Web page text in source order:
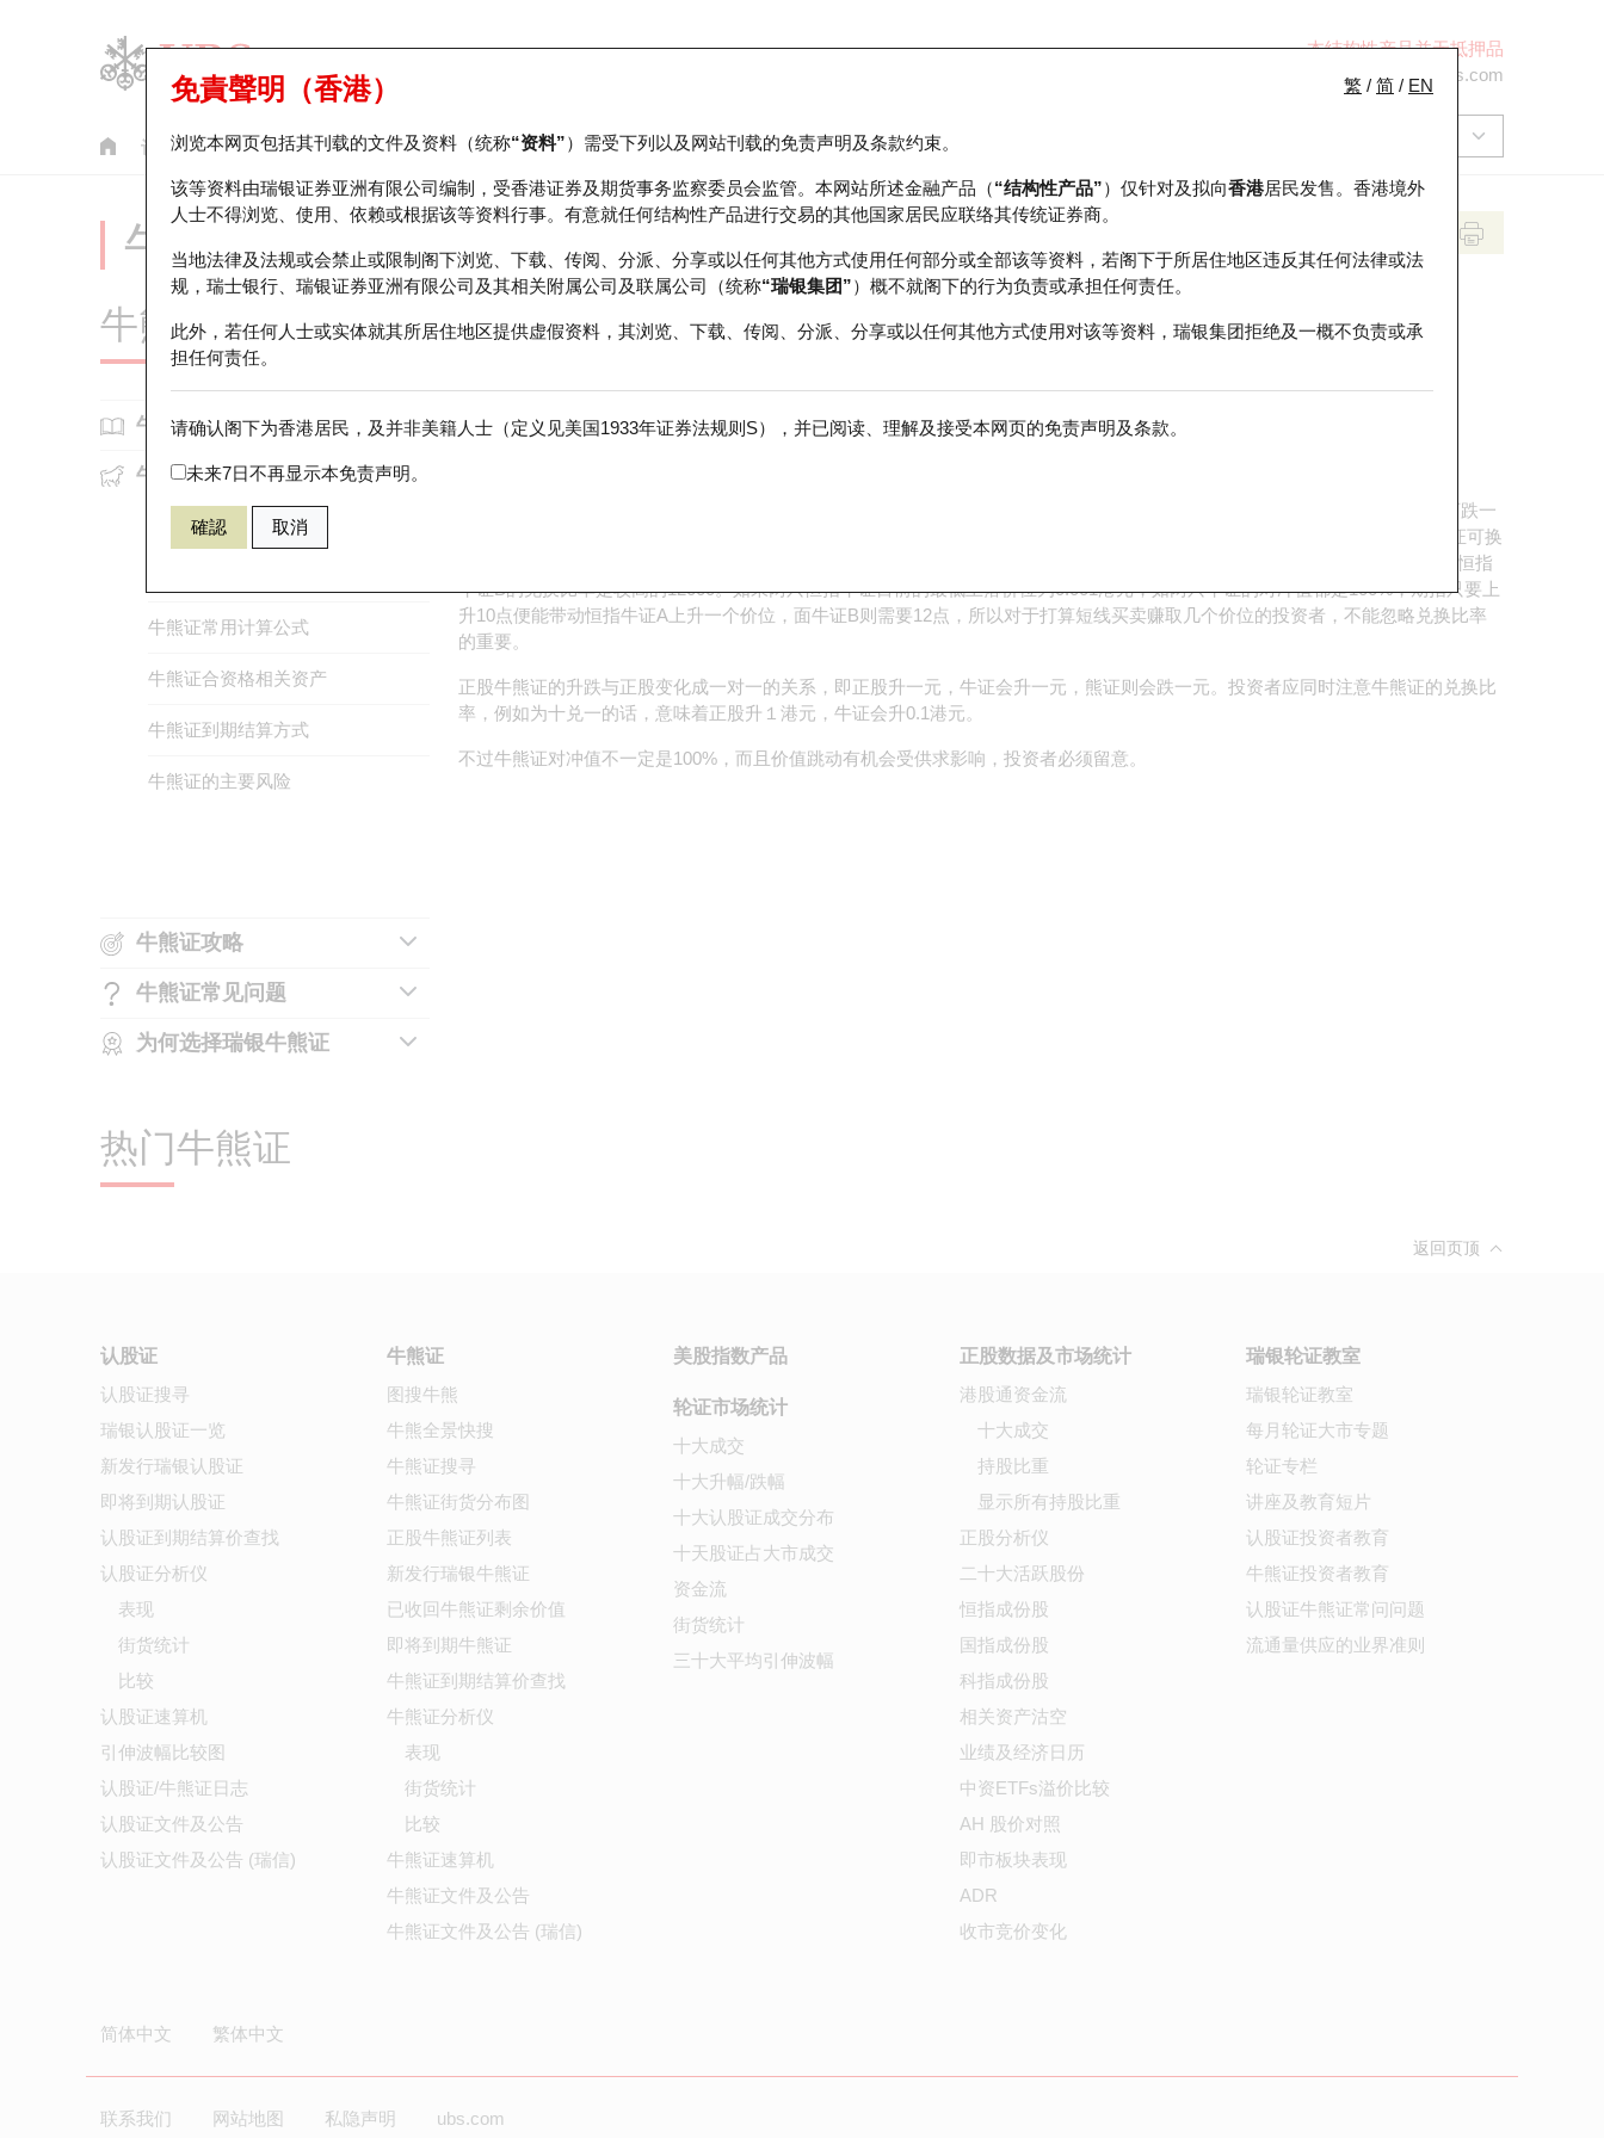
本结构性产品并无抵押品
ol-hkwarrants@ubs.com
认股证 牛熊证 美股指数产品 轮证市场统计 正股数据及市场统计 瑞银轮证教室
繁 / 简 / EN
免責聲明（香港）
浏览本网页包括其刊载的文件及资料（统称“资料”）需受下列以及网站刊载的免责声明及条款约束。
该等资料由瑞银证券亚洲有限公司编制，受香港证券及期货事务监察委员会监管。本网站所述金融产品（“结构性产品”）仅针对及拟向香港居民发售。香港境外
人士不得浏览、使用、依赖或根据该等资料行事。有意就任何结构性产品进行交易的其他国家居民应联络其传统证券商。
当地法律及法规或会禁止或限制阁下浏览、下载、传阅、分派、分享或以任何其他方式使用任何部分或全部该等资料，若阁下于所居住地区违反其任何法律或法
规，瑞士银行、瑞银证券亚洲有限公司及其相关附属公司及联属公司（统称“瑞银集团”）概不就阁下的行为负责或承担任何责任。
此外，若任何人士或实体就其所居住地区提供虚假资料，其浏览、下载、传阅、分派、分享或以任何其他方式使用对该等资料，瑞银集团拒绝及一概不负责或承
担任何责任。
请确认阁下为香港居民，及并非美籍人士（定义见美国1933年证券法规则S），并已阅读、理解及接受本网页的免责声明及条款。
未来7日不再显示本免责声明。
確認 取消
牛熊证投资者教育 - 牛熊证运作 (1)
牛熊证知多啲
牛熊证基本知识
什么是牛熊证?
为何投资牛熊证?
N类和R类牛熊证
如何识别牛熊证上市编号
如何买卖牛熊证
收回价和行使价
牛熊证运作
牛熊证的价格跳动计算
牛熊证常用计算公式
牛熊证合资格相关资产
牛熊证到期结算方式
牛熊证的主要风险
牛熊证攻略
牛熊证的选择要点
运用牛熊证为持货对冲
强制收回牛熊证
牛熊证常见问题
牛熊证的主要风险
街货量对牛熊证牛熊证的影响
为何选择瑞银牛熊证
为何选择瑞银的牛熊证
牛熊证的价格跳动计算
牛熊证的价格跳动跟兑换比率有莫大关系。以恒指牛熊证为例，兑换比率会决定恒指上升或下跌多少点才能令该牛熊证上升或下跌一
个价位。兑换比率越高，对指数的敏感度越低。牛熊证的换股比率各有不同，如换股比率为10000的牛熊证，即每10000份牛熊证可换
1份指数。若换股比率为1:1，期指上升1点，恒指牛证理论上应上升$1。假设有两只恒指牛证，恒指牛证A的兑换比率为10000，恒指
牛证B的兑换比率是较高的12000。如果两只恒指牛证目前的最低上落价位为0.001港元，如两只牛证的对冲值都是100%，期指只要上
升10点便能带动恒指牛证A上升一个价位，面牛证B则需要12点，所以对于打算短线买卖赚取几个价位的投资者，不能忽略兑换比率
的重要。
正股牛熊证的升跌与正股变化成一对一的关系，即正股升一元，牛证会升一元，熊证则会跌一元。投资者应同时注意牛熊证的兑换比
率，例如为十兑一的话，意味着正股升１港元，牛证会升0.1港元。
不过牛熊证对冲值不一定是100%，而且价值跳动有机会受供求影响，投资者必须留意。
热门牛熊证
返回页顶
认股证
认股证搜寻
瑞银认股证一览
新发行瑞银认股证
即将到期认股证
认股证到期结算价查找
认股证分析仪
表现
街货统计
比较
认股证速算机
引伸波幅比较图
认股证/牛熊证日志
认股证文件及公告
认股证文件及公告 (瑞信)
牛熊证
图搜牛熊
牛熊全景快搜
牛熊证搜寻
牛熊证街货分布图
正股牛熊证列表
新发行瑞银牛熊证
已收回牛熊证剩余价值
即将到期牛熊证
牛熊证到期结算价查找
牛熊证分析仪
表现
街货统计
比较
牛熊证速算机
牛熊证文件及公告
牛熊证文件及公告 (瑞信)
美股指数产品
轮证市场统计
十大成交
十大升幅/跌幅
十大认股证成交分布
十天股证占大市成交
资金流
街货统计
三十大平均引伸波幅
正股数据及市场统计
港股通资金流
十大成交
持股比重
显示所有持股比重
正股分析仪
二十大活跃股份
恒指成份股
国指成份股
科指成份股
相关资产沽空
业绩及经济日历
中资ETFs溢价比较
AH 股价对照
即市板块表现
ADR
收市竞价变化
瑞银轮证教室
瑞银轮证教室
每月轮证大市专题
轮证专栏
讲座及教育短片
认股证投资者教育
牛熊证投资者教育
认股证牛熊证常问问题
流通量供应的业界准则
简体中文 繁体中文
联系我们 网站地图 私隐声明 ubs.com